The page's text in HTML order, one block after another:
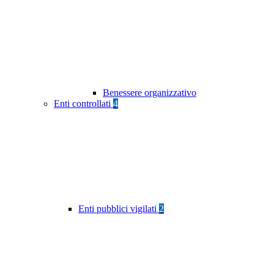
Benessere organizzativo
Enti controllati 4
Enti pubblici vigilati 2